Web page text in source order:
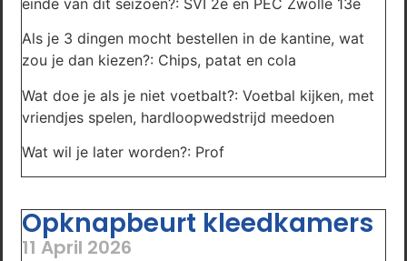
einde van dit seizoen?: SVI 2e en PEC Zwolle 13e
Als je 3 dingen mocht bestellen in de kantine, wat
zou je dan kiezen?: Chips, patat en cola
Wat doe je als je niet voetbalt?: Voetbal kijken, met
vriendjes spelen, hardloopwedstrijd meedoen
Wat wil je later worden?: Prof
Opknapbeurt kleedkamers
11 April 2026